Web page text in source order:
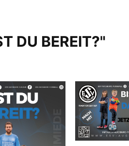
DU BEREIT?"